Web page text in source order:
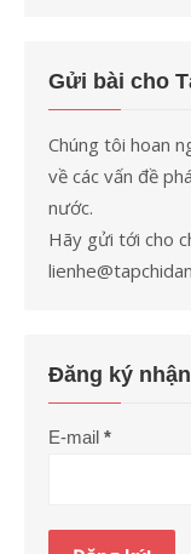
Gửi bài cho
Chúng tôi hoan
về các vấn đề
nước.
Hãy gửi tới cho
Đăng ký
E-mail *